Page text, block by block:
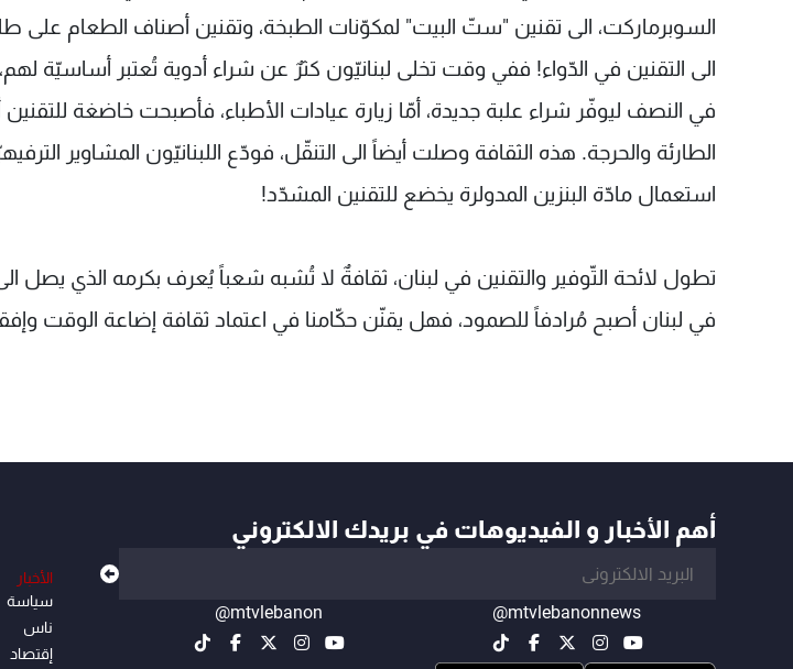
السوبرماركت، الى تقنين "ستّ البيت" لمكوّنات الطبخة، وتقنين أصناف الطعام على
الى التقنين في الدّواء! ففي وقت تخلى لبنانيّون كثرٌ عن شراء أدوية تُعتبر أساسيّة
في النصف ليوفّر شراء علبة جديدة، أمّا زيارة عيادات الأطباء، فأصبحت خاضغة للتقنين
الطارئة والحرجة. هذه الثقافة وصلت أيضاً الى التنقّل، فودّع اللبنانيّون المشاوير
استعمال مادّة البنزين المدولرة يخضع للتقنين المشدّد!
تطول لائحة التّوفير والتقنين في لبنان، ثقافةٌ لا تُشبه شعباً يُعرف بكرمه الذي يصل
في لبنان أصبح مُرادفاً للصمود، فهل يقنّن حكّامنا في اعتماد ثقافة إضاعة الوقت
أهم الأخبار و الفيديوهات في بريدك الالكتروني
@mtvlebanonnews
@mtvlebanon
الأخبار
سياسة
ناس
إقتصاد